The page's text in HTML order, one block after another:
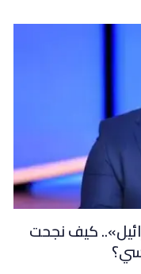
كيف نجحت